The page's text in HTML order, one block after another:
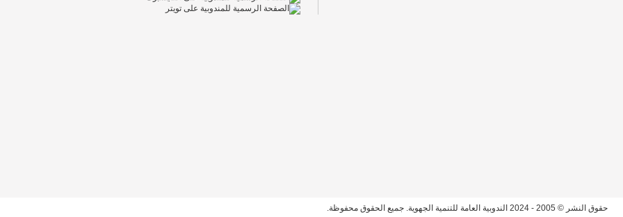
حقوق النشر © 2005 - 2024 الندوبية العامة للتنمية الجهوية. جميع الحقوق محفوظة.